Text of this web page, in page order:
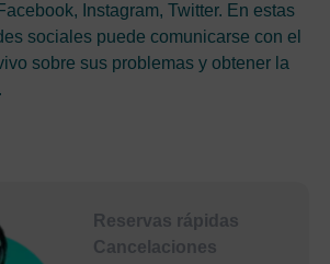
Instagram, Twitter. En estas
sociales puede comunicarse con el
sobre sus problemas y obtener la
Reservas rápidas
Cancelaciones